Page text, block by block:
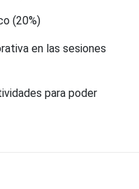
(20%)
en las sesiones
para poder